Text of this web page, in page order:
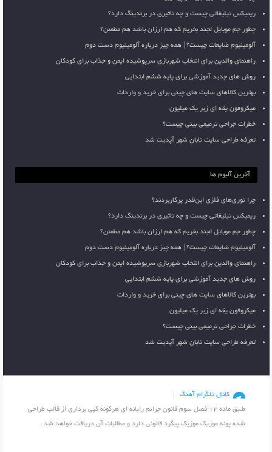
ریمیکس تبلیغاتی چیست و چه تاثیری در برندینگ دارد؟
چطور جم موبایل لجند بخریم که هم ارزان باشد هم مطمئن؟
آلومینیوم ضایعات چیست؟ | همه چیز درباره آلومینیوم دست دوم
راهنمای والدین برای انتخاب شهربازی سرپوشیده ایمن و جذاب برای کودکان
روش های جدید آموزشی برای پایه ششم ابتدایی
بهترین کالاهای سایت های چینی برای خرید و واردات
میکروفون یقه ای زیر یک میلیون
خطرات جراحی ترمیمی بینی چیست؟
تعرفه طراحی سایت تابان شهر آپدیت شد
آخرین آلبوم ها
چرا توری‌های فلزی این‌قدر پرکاربردند؟
ریمیکس تبلیغاتی چیست و چه تاثیری در برندینگ دارد؟
چطور جم موبایل لجند بخریم که هم ارزان باشد هم مطمئن؟
آلومینیوم ضایعات چیست؟ | همه چیز درباره آلومینیوم دست دوم
راهنمای والدین برای انتخاب شهربازی سرپوشیده ایمن و جذاب برای کودکان
روش های جدید آموزشی برای پایه ششم ابتدایی
بهترین کالاهای سایت های چینی برای خرید و واردات
میکروفون یقه ای زیر یک میلیون
خطرات جراحی ترمیمی بینی چیست؟
تعرفه طراحی سایت تابان شهر آپدیت شد
کانال تلگرام آهنگ
طـبق ماده 12 فصل سوم قانون جرائم رایانه ای هرگونه کپی برداری از قالب طراحی
شده پونه موزیک موزیک پیگرد قانونی دارد و مطالبات آن دریافت خواهد شد .